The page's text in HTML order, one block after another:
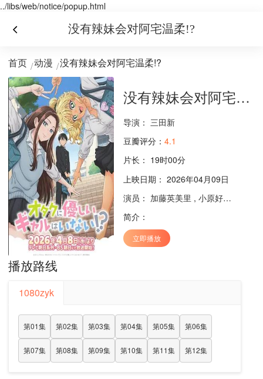
../libs/web/notice/popup.html
没有辣妹会对阿宅温柔!?
首页 动漫 没有辣妹会对阿宅温柔!?
没有辣妹会对阿宅温柔!?
导演： 三田新
豆瓣评分： 4.1
片长： 19时00分
上映日期： 2026年04月09日
演员： 加藤英美里 , 小原好美
简介：
立即播放
播放路线
1080zyk
第01集 第02集 第03集 第04集 第05集 第06集
第07集 第08集 第09集 第10集 第11集 第12集